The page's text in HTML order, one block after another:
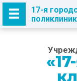
17-я